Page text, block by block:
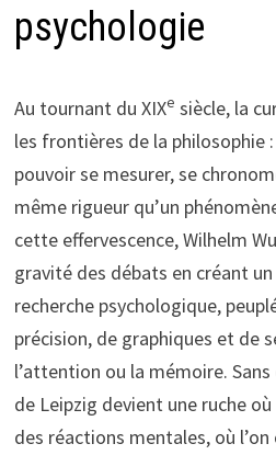
psychologie
Au tournant du XIXe siècle, la
les frontières de la philosophie
pouvoir se mesurer, se
même rigueur qu’un
cette effervescence, Wilhelm
gravité des débats en créant
recherche psychologique,
précision, de graphiques et de
l’attention ou la mémoire.
de Leipzig devient une ruche
des réactions mentales, où